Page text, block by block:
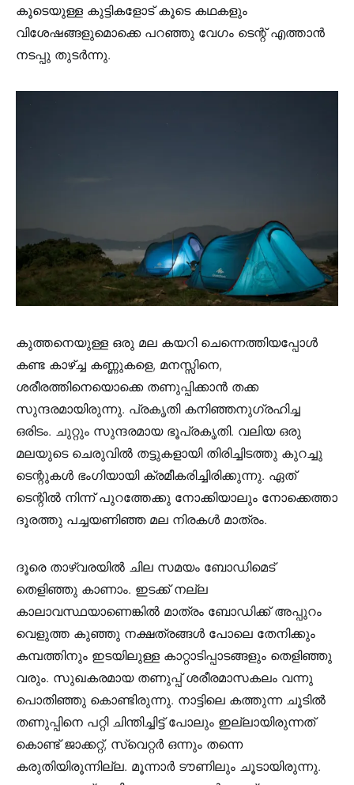
കൂടെയുള്ള കുട്ടികളോട് കൂടെ കഥകളും
വിശേഷങ്ങളുമൊക്കെ പറഞ്ഞു വേഗം ടെന്റ് എത്താൻ
നടപ്പു തുടർന്നു.
കുത്തനെയുള്ള ഒരു മല കയറി ചെന്നെത്തിയപ്പോൾ
കണ്ട കാഴ്ച്ച കണ്ണുകളെ, മനസ്സിനെ,
ശരീരത്തിനെയൊക്കെ തണുപ്പിക്കാൻ തക്ക
സുന്ദരമായിരുന്നു. പ്രകൃതി കനിഞ്ഞനുഗ്രഹിച്ച
ഒരിടം. ചുറ്റും സുന്ദരമായ ഭൂപ്രകൃതി. വലിയ ഒരു
മലയുടെ ചെരുവിൽ തട്ടുകളായി തിരിച്ചിടത്തു കുറച്ചു
ടെന്റുകൾ ഭംഗിയായി ക്രമീകരിച്ചിരിക്കുന്നു. ഏത്
ടെന്റിൽ നിന്ന് പുറത്തേക്കു നോക്കിയാലും നോക്കെത്താ
ദൂരത്തു പച്ചയണിഞ്ഞ മല നിരകൾ മാത്രം.
ദൂരെ താഴ്‌വരയിൽ ചില സമയം ബോഡിമെട്
തെളിഞ്ഞു കാണാം. ഇടക്ക് നല്ല
കാലാവസ്ഥയാണെങ്കിൽ മാത്രം ബോഡിക്ക് അപ്പുറം
വെളുത്ത കുഞ്ഞു നക്ഷത്രങ്ങൾ പോലെ തേനിക്കും
കമ്പത്തിനും ഇടയിലുള്ള കാറ്റാടിപ്പാടങ്ങളും തെളിഞ്ഞു
വരും. സുഖകരമായ തണുപ്പ് ശരീരമാസകലം വന്നു
പൊതിഞ്ഞു കൊണ്ടിരുന്നു. നാട്ടിലെ കത്തുന്ന ചൂടിൽ
തണുപ്പിനെ പറ്റി ചിന്തിച്ചിട്ട് പോലും ഇല്ലായിരുന്നത്
കൊണ്ട് ജാക്കറ്റ്, സ്വെറ്റർ ഒന്നും തന്നെ
കരുതിയിരുന്നില്ല. മൂന്നാർ ടൗണിലും ചൂടായിരുന്നു.